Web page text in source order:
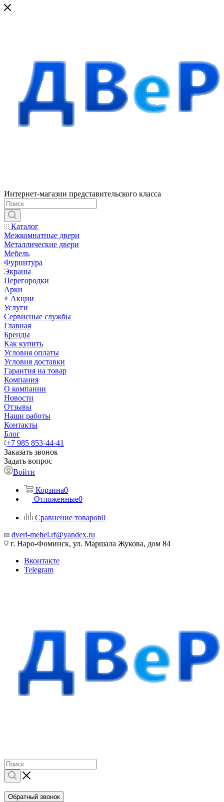
Интернет-магазин представительского класса
Каталог
Межкомнатные двери
Металлические двери
Мебель
Фурнитура
Экраны
Перегородки
Арки
Акции
Услуги
Сервисные службы
Главная
Бренды
Как купить
Условия оплаты
Условия доставки
Гарантия на товар
Компания
О компании
Новости
Отзывы
Наши работы
Контакты
Блог
+7 985 853-44-41
Заказать звонок
Задать вопрос
Войти
Корзина0
Отложенные0
Сравнение товаров0
dveri-mebel.rf@yandex.ru
г. Наро-Фоминск, ул. Маршала Жукова, дом 84
Вконтакте
Telegram
Обратный звонок